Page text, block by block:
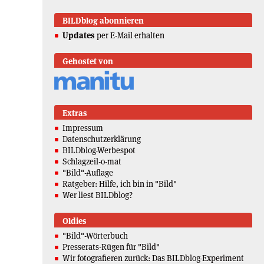
BILDblog abonnieren
Updates per E-Mail erhalten
Gehostet von
Extras
Impressum
Datenschutzerklärung
BILDblog-Werbespot
Schlagzeil-o-mat
"Bild"-Auflage
Ratgeber: Hilfe, ich bin in "Bild"
Wer liest BILDblog?
Oldies
"Bild"-Wörterbuch
Presserats-Rügen für "Bild"
Wir fotografieren zurück: Das BILDblog-Experiment